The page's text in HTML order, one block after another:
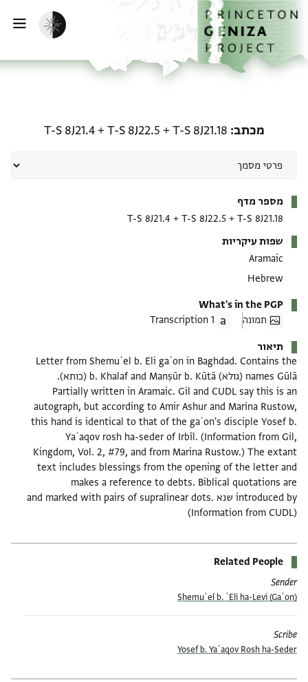
לתוכןהבית
הפעלת מצב כהה
מכתב T-S 8J21.18
+
T-S 8J22.5
+
T-S 8J21.4
מספר מדף
T-S 8J21.18
+
T-S 8J22.5
+
T-S 8J21.4
שפות עיקריות
Aramaic
Hebrew
What's in the PGP
תמונה
1 Transcription
תיאור
Letter from Shemuʾel b. Eli gaʾon in Baghdad. Contains the
names Gūlā (גולא) b. Khalaf and Manṣūr b. Kūtā (כותא).
Partially written in Aramaic. Gil and CUDL say this is an
autograph, but according to Amir Ashur and Marina Rustow,
this hand is identical to that of the gaʾon's disciple Yosef b.
Yaʿaqov rosh ha-seder of Irbīl. (Information from Gil,
Kingdom, Vol. 2, #79, and from Marina Rustow.) The extant
text includes blessings from the opening of the letter and
makes a reference to debts. Biblical quotations are
introduced by שנא and marked with pairs of supralinear dots.
(Information from CUDL)
Related People
Sender
Shemuʾel b. ʿEli ha-Levi (Gaʾon)
Scribe
Yosef b. Yaʿaqov Rosh ha-Seder